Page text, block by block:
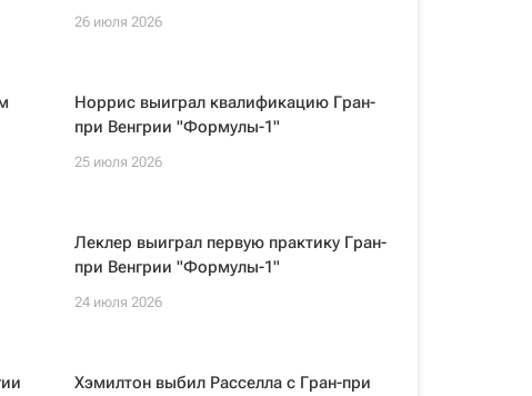
26 июля 2026
Норрис выиграл квалификацию Гран-
при Венгрии "Формулы-1"
25 июля 2026
Леклер выиграл первую практику Гран-
при Венгрии "Формулы-1"
24 июля 2026
Хэмилтон выбил Расселла с Гран-при